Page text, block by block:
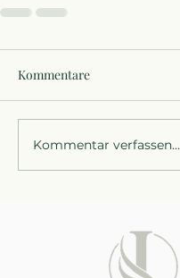
Kommentare
Kommentar verfassen...